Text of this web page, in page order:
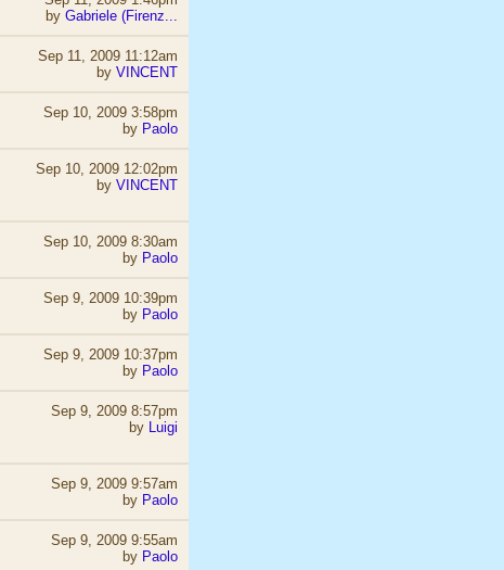
by Gabriele (Firenz...
Sep 11, 2009 11:12am
by VINCENT
Sep 10, 2009 3:58pm
by Paolo
Sep 10, 2009 12:02pm
by VINCENT
Sep 10, 2009 8:30am
by Paolo
Sep 9, 2009 10:39pm
by Paolo
Sep 9, 2009 10:37pm
by Paolo
Sep 9, 2009 8:57pm
by Luigi
Sep 9, 2009 9:57am
by Paolo
Sep 9, 2009 9:55am
by Paolo